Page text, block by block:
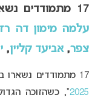
17 מתמודדים
עלמה מימון דה
צפר, אביעד קליין,
17 מתמודדים נשארו בשלב זה
2025“, כשהזוכה